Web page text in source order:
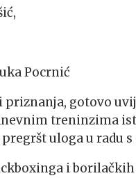
Pocrnić
priznanja, gotovo
treninzima
uloga u radu
i